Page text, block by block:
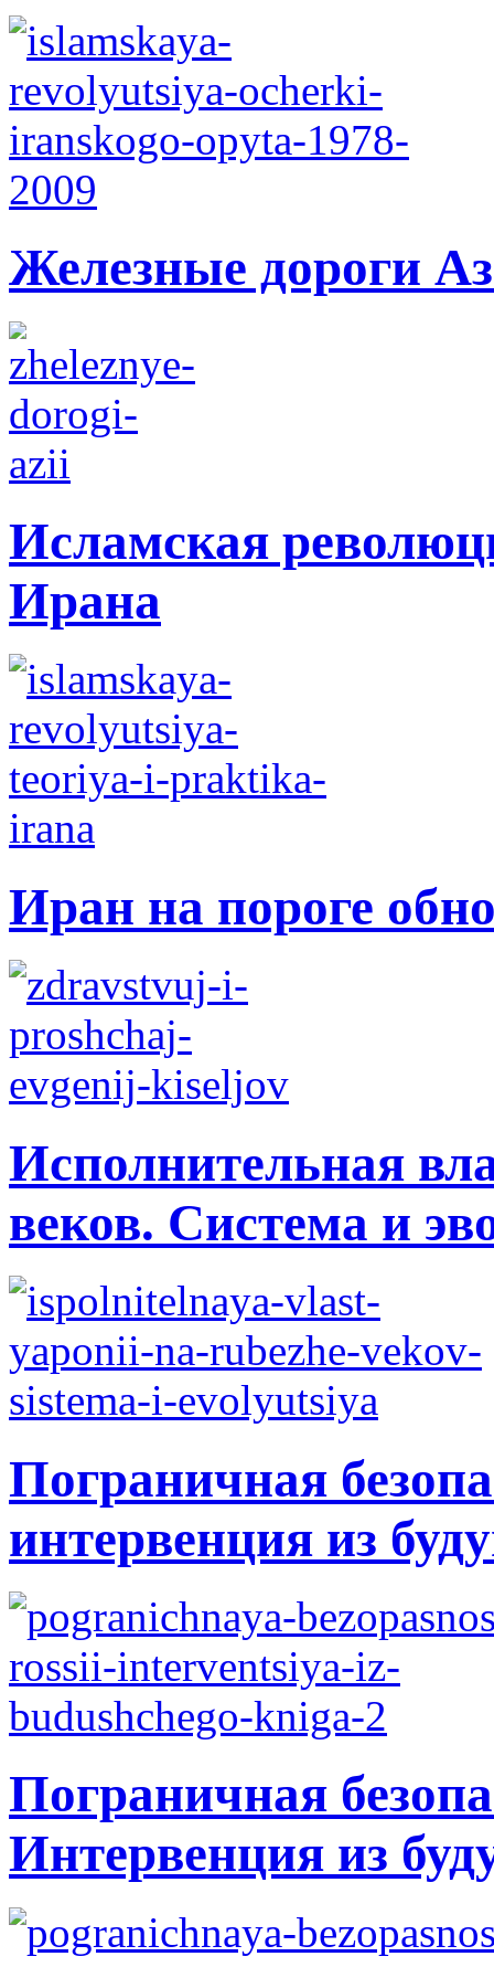
Железные дороги
Исламская
Ирана
Иран на пороге
Исполнительная
веков. Система и
Пограничная
интервенция из
Пограничная
Интервенция из